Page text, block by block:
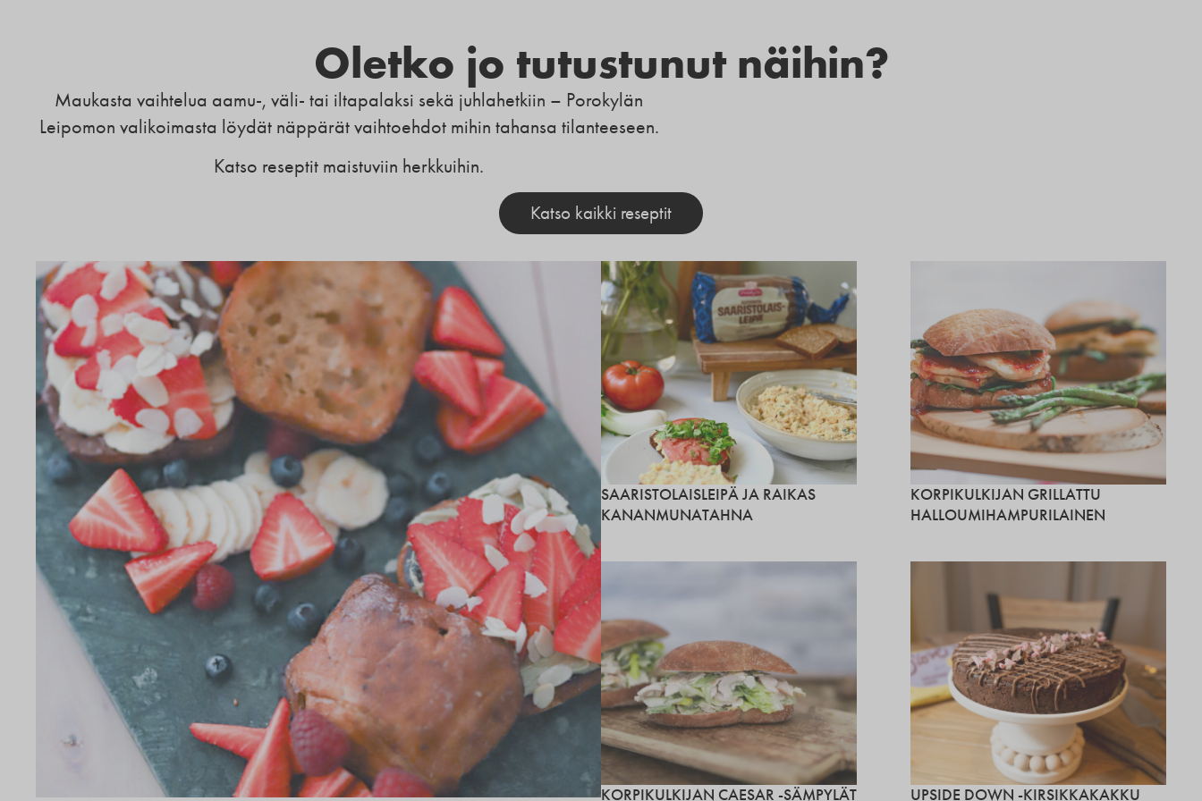
Oletko jo tutustunut näihin?
Maukasta vaihtelua aamu-, väli- tai iltapalaksi sekä juhlahetkiin – Porokylän
Leipomon valikoimasta löydät näppärät vaihtoehdot mihin tahansa tilanteeseen.
Katso reseptit maistuviin herkkuihin.
Katso kaikki reseptit
SAARISTOLAISLEIPÄ JA RAIKAS
KANANMUNATAHNA
KORPIKULKIJAN GRILLATTU
HALLOUMIHAMPURILAINEN
KORPIKULKIJAN CAESAR -SÄMPYLÄT UPSIDE DOWN -KIRSIKKAKAKKU